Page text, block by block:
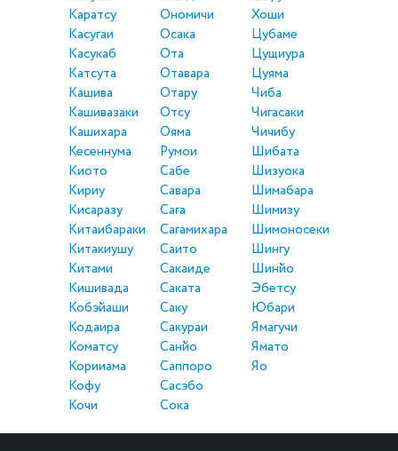
Каратсу
Касугаи
Касукаб
Катсута
Кашива
Кашивазаки
Кашихара
Кесеннума
Киото
Кириу
Кисаразу
Китаибараки
Китакиушу
Китами
Кишивада
Кобэйаши
Кодаира
Коматсу
Корииама
Кофу
Кочи
Ономичи
Осака
Ота
Отавара
Отару
Отсу
Ояма
Румои
Сабе
Савара
Сага
Сагамихара
Саито
Сакаиде
Саката
Саку
Сакураи
Санйо
Саппоро
Сасэбо
Сока
Хоши
Цубаме
Цущиура
Цуяма
Чиба
Чигасаки
Чичибу
Шибата
Шизуока
Шимабара
Шимизу
Шимоносеки
Шингу
Шинйо
Эбетсу
Юбари
Ямагучи
Ямато
Яо